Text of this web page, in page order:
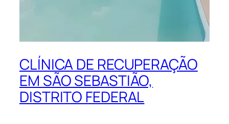
CLÍNICA DE RECUPERAÇÃO
EM SÃO SEBASTIÃO,
DISTRITO FEDERAL